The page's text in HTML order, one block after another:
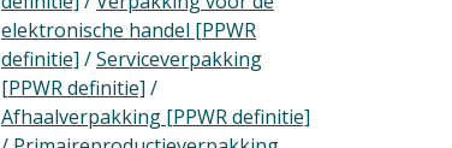
elektronische handel [PPWR
definitie] /Serviceverpakking
[PPWR definitie] /
Afhaalverpakking [PPWR definitie]